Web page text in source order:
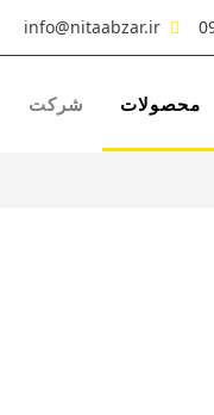
info@nitaabzar.ir
محصولات شرکت